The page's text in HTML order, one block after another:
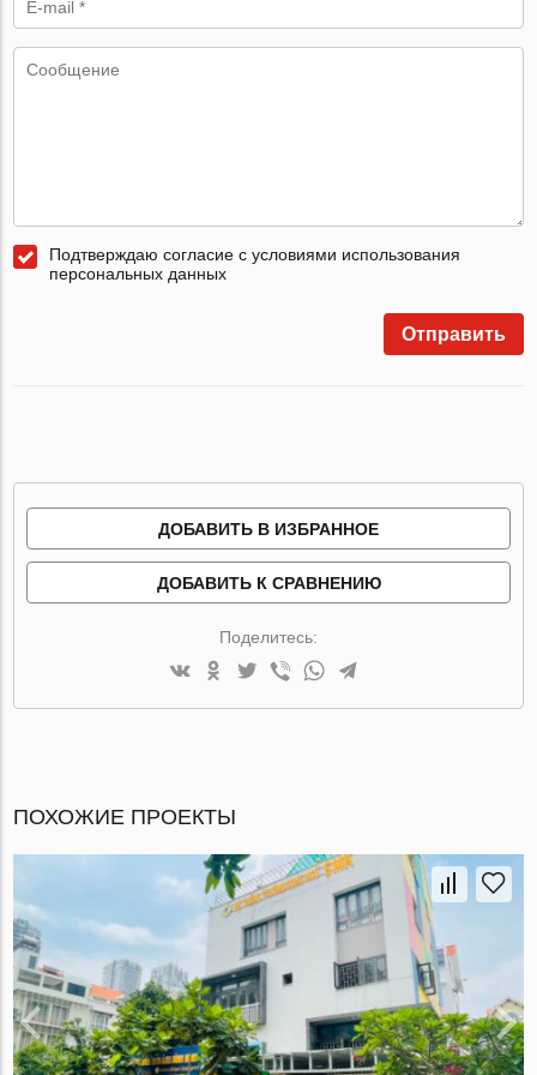
Подтверждаю согласие с условиями использования
персональных данных
Отправить
ДОБАВИТЬ В ИЗБРАННОЕ
ДОБАВИТЬ К СРАВНЕНИЮ
Поделитесь:
ПОХОЖИЕ ПРОЕКТЫ